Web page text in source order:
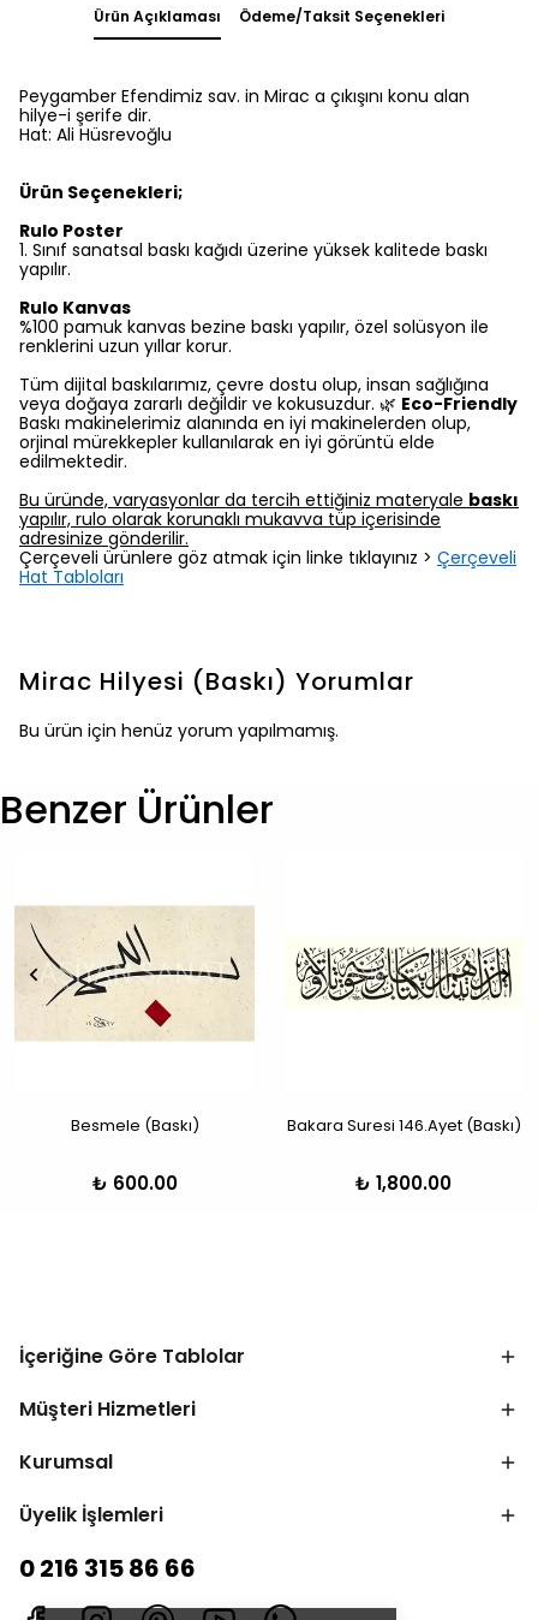
Ürün Açıklaması Ödeme/Taksit Seçenekleri
Peygamber Efendimiz sav. in Mirac a çıkışını konu alan
hilye-i şerife dir.
Hat: Ali Hüsrevoğlu
Ürün Seçenekleri;
Rulo Poster
1.⁠ ⁠Sınıf sanatsal baskı kağıdı üzerine yüksek kalitede baskı
yapılır.
Rulo Kanvas
%100 pamuk kanvas bezine baskı yapılır, özel solüsyon ile
renklerini uzun yıllar korur.
Tüm dijital baskılarımız, çevre dostu olup, insan sağlığına
veya doğaya zararlı değildir ve kokusuzdur. 🌿 Eco-Friendly
Baskı makinelerimiz alanında en iyi makinelerden olup,
orjinal mürekkepler kullanılarak en iyi görüntü elde
edilmektedir.
Bu üründe, varyasyonlar da tercih ettiğiniz materyale baskı
yapılır, rulo olarak korunaklı mukavva tüp içerisinde
adresinize gönderilir.
Çerçeveli ürünlere göz atmak için linke tıklayınız > Çerçeveli
Hat Tabloları
Mirac Hilyesi (Baskı) Yorumlar
Bu ürün için henüz yorum yapılmamış.
Benzer Ürünler
Besmele (Baskı)
₺ 600.00
Bakara Suresi 146.Ayet (Baskı)
₺ 1,800.00
İçeriğine Göre Tablolar
Müşteri Hizmetleri
Kurumsal
Üyelik İşlemleri
0 216 315 86 66